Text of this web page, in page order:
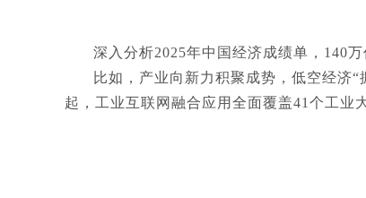
深入分析2025年中国经济成绩单，140
比如，产业向新力积聚成势，低空经济
起，工业互联网融合应用全面覆盖41个工